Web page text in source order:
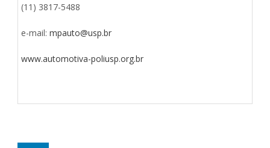
(11) 3817-5488
e-mail: mpauto@usp.br
www.automotiva-poliusp.org.br